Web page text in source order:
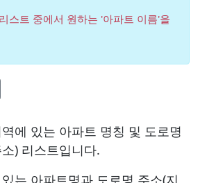
스트 중에서 원하는 '아파트 이름'을
에 있는 아파트 명칭 및 도로명
) 리스트입니다.
는 아파트명과 도로명 주소(지